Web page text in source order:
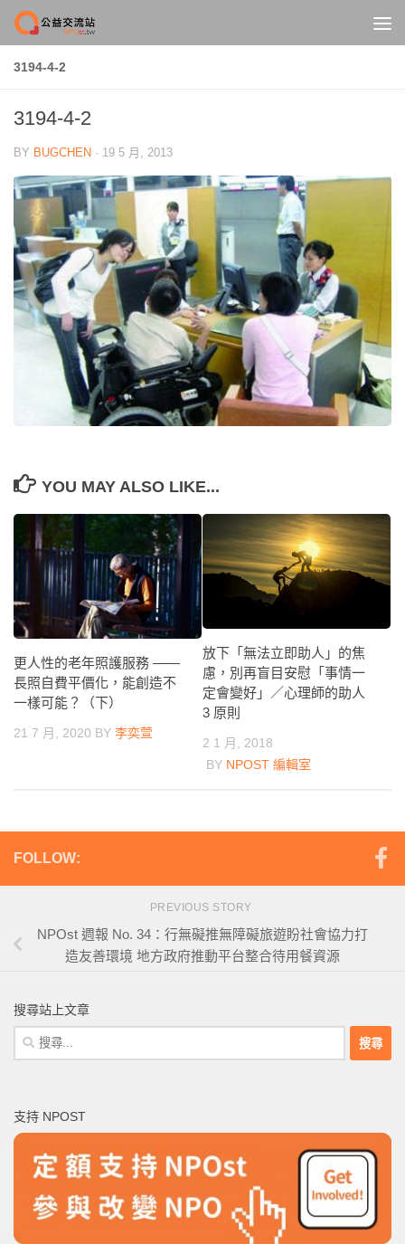
Skip to content
3194-4-2
3194-4-2
BY BUGCHEN · 19 5 月, 2013
YOU MAY ALSO LIKE...
更人性的老年照護服務 ——
長照自費平價化，能創造不
一樣可能？（下）
21 7 月, 2020 BY 李奕萱
放下「無法立即助人」的焦
慮，別再盲目安慰「事情一
定會變好」／心理師的助人
3 原則
2 1 月, 2018
BY NPOST 編輯室
FOLLOW:
PREVIOUS STORY
NPOst 週報 No. 34：行無礙推無障礙旅遊盼社會協力打
造友善環境 地方政府推動平台整合待用餐資源
搜尋站上文章
搜
尋
字:
支持 NPOST